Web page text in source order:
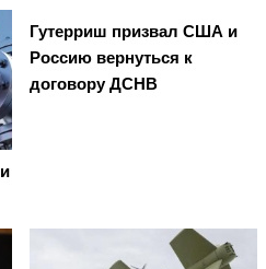
Гутерриш призвал США и
Россию вернуться к
договору ДСНВ